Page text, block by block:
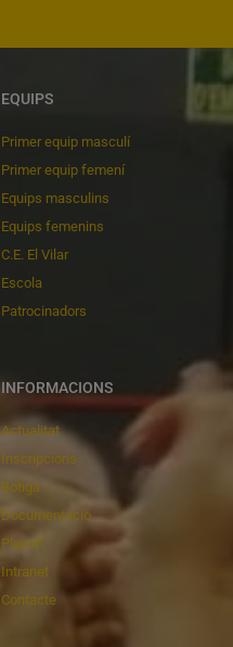
EQUIPS
Primer equip masculí
Primer equip femení
Equips masculins
Equips femenins
C.E. El Vilar
Escola
Patrocinadors
INFORMACIONS
Actualitat
Inscripcions
Botiga
Documentació
Playoff
Intranet
Contacte